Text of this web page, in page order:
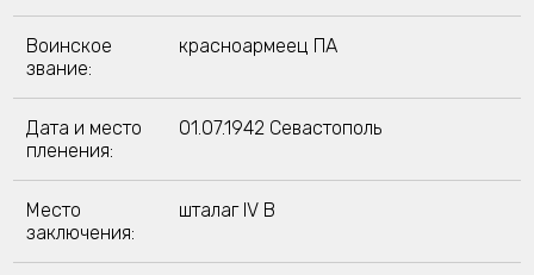
Воинское
звание:
красноармеец ПА
Дата и место
пленения:
01.07.1942 Севастополь
Место
заключения:
шталаг IV B